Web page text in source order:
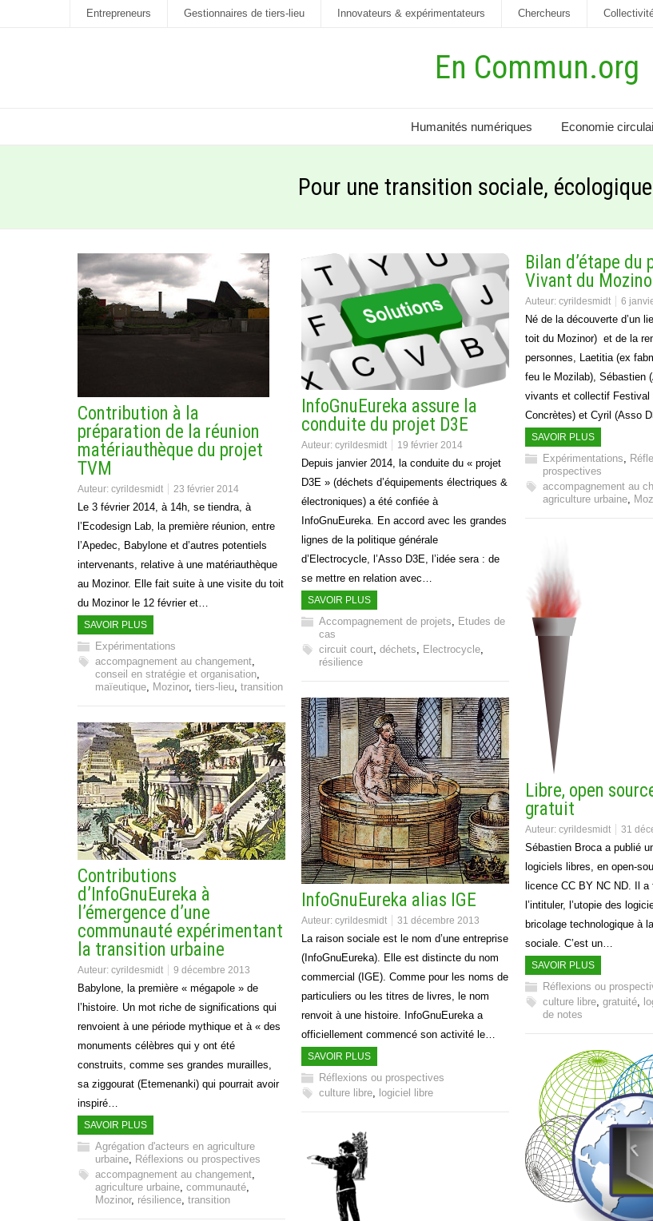
Entrepreneurs Gestionnaires de tiers-lieu Innovateurs & expérimentateurs Chercheurs
En Commun.org
Humanités numériques Economie
Pour une transition sociale,
Contribution à la
préparation de la réunion
matériauthèque du projet
TVM
Auteur: cyrildesmidt 23 février 2014
Le 3 février 2014, à 14h, se tiendra, à
l’Ecodesign Lab, la première réunion, entre
l’Apedec, Babylone et d’autres potentiels
intervenants, relative à une matériauthèque
au Mozinor. Elle fait suite à une visite du toit
du Mozinor le 12 février et…
SAVOIR PLUS
Expérimentations
accompagnement au changement,
conseil en stratégie et organisation,
maïeutique, Mozinor, tiers-lieu, transition
InfoGnuEureka assure la
conduite du projet D3E
Auteur: cyrildesmidt 19 février 2014
Depuis janvier 2014, la conduite du « projet
D3E » (déchets d’équipements électriques &
électroniques) a été confiée à
InfoGnuEureka. En accord avec les grandes
lignes de la politique générale
d’Electrocycle, l’Asso D3E, l’idée sera : de
se mettre en relation avec…
SAVOIR PLUS
Accompagnement de projets
Etudes de
cas
circuit court, déchets Electrocycle,
résilience
Bilan d’étape du
Vivant du
Auteur: cyrildesmidt 6
Né de la découverte d’un
toit du Mozinor) et de la
personnes, Laetitia (ex
feu le Mozilab), Sébastien
vivants et collectif Festival
Concrètes) et Cyril (Asso
SAVOIR PLUS
Expérimentations,
prospectives
accompagnement au
agriculture urbaine,
Libre, open
gratuit
Auteur: cyrildesmidt 31
Sébastien Broca a publié
logiciels libres, en open-
licence CC BY NC ND. Il
l’intituler, l’utopie des
bricolage technologique à
sociale. C’est un…
SAVOIR PLUS
Réflexions ou
culture libre, gratuité,
de notes
InfoGnuEureka alias IGE
Auteur: cyrildesmidt 31 décembre 2013
La raison sociale est le nom d’une entreprise
(InfoGnuEureka). Elle est distincte du nom
commercial (IGE). Comme pour les noms de
particuliers ou les titres de livres, le nom
renvoit à une histoire. InfoGnuEureka a
officiellement commencé son activité le…
SAVOIR PLUS
Réflexions ou prospectives
culture libre, logiciel libre
Contributions
d’InfoGnuEureka à
l’émergence d’une
communauté expérimentant
la transition urbaine
Auteur: cyrildesmidt 9 décembre 2013
Babylone, la première « mégapole » de
l’histoire. Un mot riche de significations qui
renvoient à une période mythique et à « des
monuments célèbres qui y ont été
construits, comme ses grandes murailles,
sa ziggourat (Etemenanki) qui pourrait avoir
inspiré…
SAVOIR PLUS
Agrégation d'acteurs en agriculture
urbaine, Réflexions ou prospectives
accompagnement au changement,
agriculture urbaine, communauté,
Mozinor, résilience, transition